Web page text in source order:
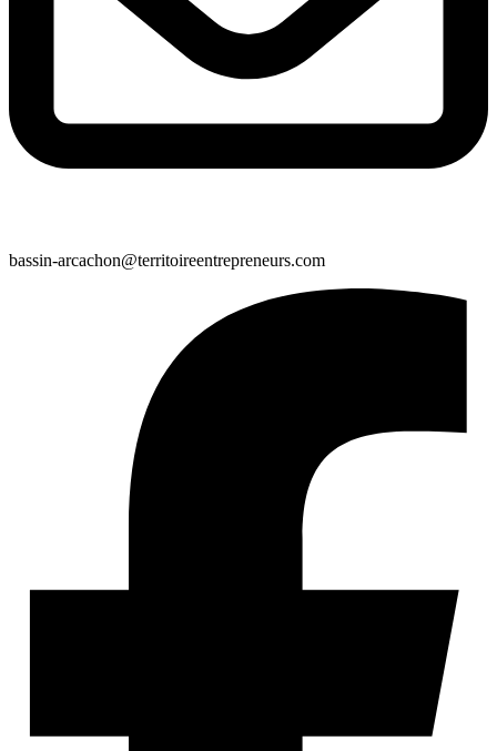
bassin-arcachon@territoireentrepreneurs.com